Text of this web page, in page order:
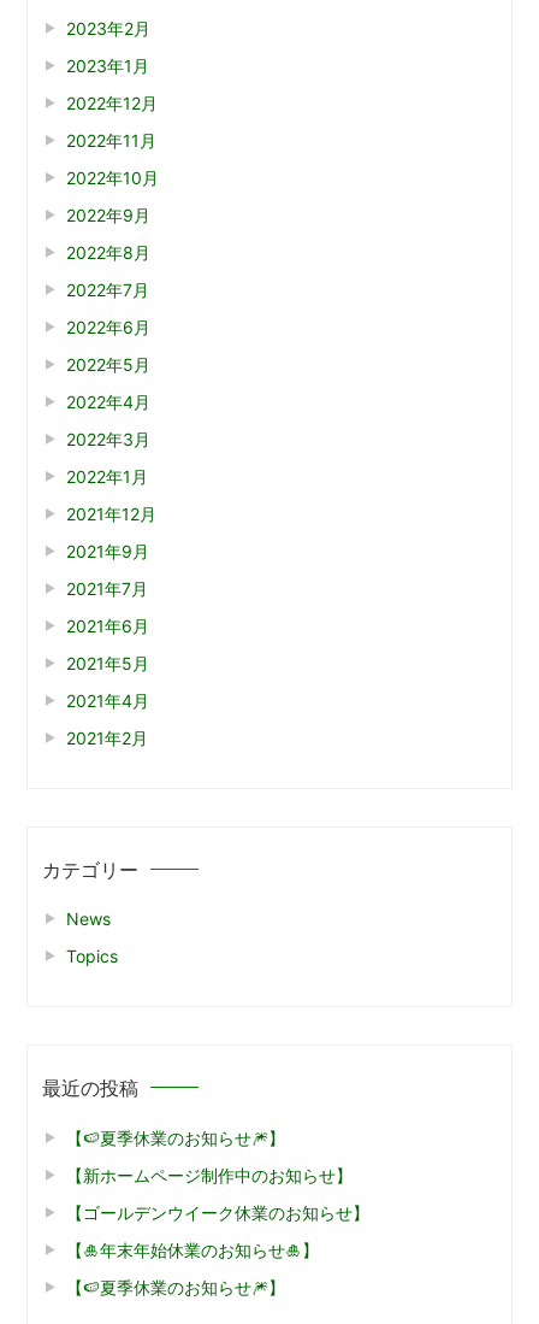
2023年2月
2023年1月
2022年12月
2022年11月
2022年10月
2022年9月
2022年8月
2022年7月
2022年6月
2022年5月
2022年4月
2022年3月
2022年1月
2021年12月
2021年9月
2021年7月
2021年6月
2021年5月
2021年4月
2021年2月
カテゴリー
News
Topics
最近の投稿
【🍉夏季休業のお知らせ🎆】
【新ホームページ制作中のお知らせ】
【ゴールデンウイーク休業のお知らせ】
【🎍年末年始休業のお知らせ🎍】
【🍉夏季休業のお知らせ🎆】